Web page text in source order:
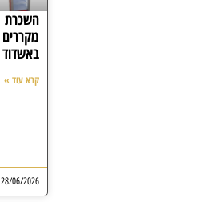
השכרת
מקררים
באשדוד
קרא עוד »
28/06/2026